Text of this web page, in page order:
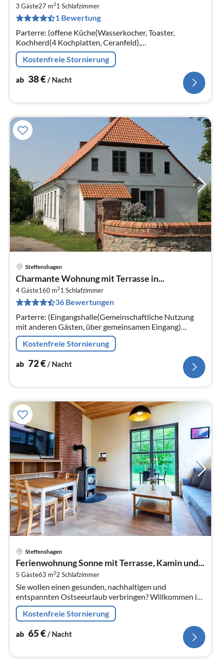
3 Gäste27 m21 Schlafzimmer
1 Bewertung
Parterre: (offene Küche(Wasserkocher, Toaster,
Kochherd(4 Kochplatten, Ceranfeld),
Dunstabzugshaube, Kaffeemaschine, Backofen,
Spülmaschine, Kühlschrank(+ Gefrierfach))
Kostenfreie Stornierung
ab 38€/ Nacht
Steffenshagen
Charmante Wohnung mit Terrasse in...
4 Gäste160 m21 Schlafzimmer
36 Bewertungen
Parterre: (Eingangshalle(Gemeinschaftliche Nutzung
mit anderen Gästen, über gemeinsamen Eingang)
(Esstisch(4 Personen), Kaminofen, Herd(Holz)),
Eingangshalle(Esstisch, Herd(Holz))
Kostenfreie Stornierung
ab 72€/ Nacht
Steffenshagen
Ferienwohnung Sonne mit Terrasse, Kamin und...
5 Gäste63 m22 Schlafzimmer
Sie wollen einen gesunden, nachhaltigen und
entspannten Ostseeurlaub verbringen? Willkommen in
unseren rundum neu und ökologisch erbauten
Ferienwohnungen mit Garten und Terrasse.
Kostenfreie Stornierung
ab 65€/ Nacht